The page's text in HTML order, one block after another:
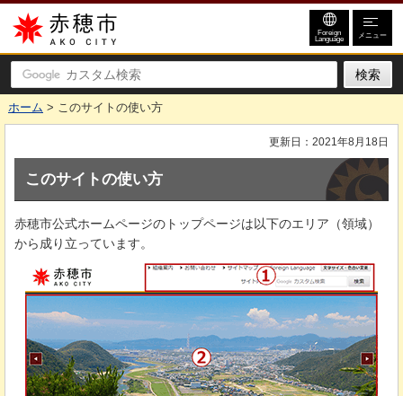
赤穂市
Foreign
Language メニュー
ホーム > このサイトの使い方
更新日：2021年8月18日
このサイトの使い方
赤穂市公式ホームページのトップページは以下のエリア（領域）
から成り立っています。